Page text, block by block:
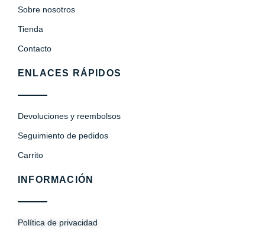
Sobre nosotros
Tienda
Contacto
ENLACES RÁPIDOS
Devoluciones y reembolsos
Seguimiento de pedidos
Carrito
INFORMACIÓN
Política de privacidad